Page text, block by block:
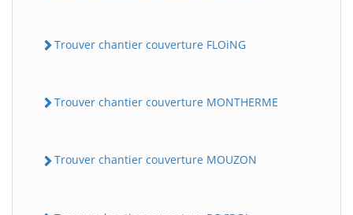
Trouver chantier couverture FLOiNG
Trouver chantier couverture MONTHERME
Trouver chantier couverture MOUZON